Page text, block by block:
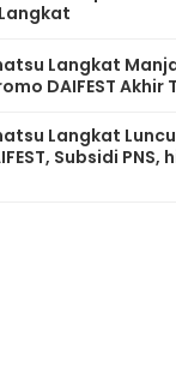
Langkat
DAIFEST Akhir
Langkat
Subsidi